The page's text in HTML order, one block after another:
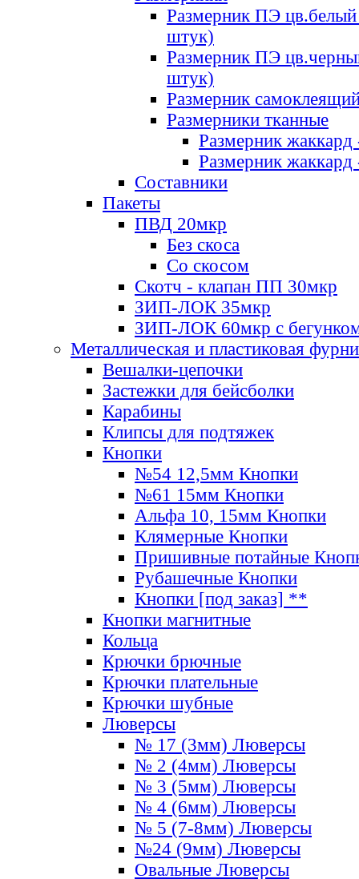
Размерник ПЭ цв.белый
штук)
Размерник ПЭ
штук)
Размерник
Размерники тканные
Размерник
Размерник
Составники
Пакеты
ПВД 20мкр
Без скоса
Со скосом
Скотч - клапан ПП 30мкр
ЗИП-ЛОК 35мкр
ЗИП-ЛОК 60мкр с
Металлическая и пластиковая
Вешалки-цепочки
Застежки для бейсболки
Карабины
Клипсы для подтяжек
Кнопки
№54 12,5мм Кнопки
№61 15мм Кнопки
Альфа 10, 15мм Кнопки
Клямерные Кнопки
Пришивные потайные
Рубашечные Кнопки
Кнопки [под заказ] **
Кнопки магнитные
Кольца
Крючки брючные
Крючки плательные
Крючки шубные
Люверсы
№ 17 (3мм) Люверсы
№ 2 (4мм) Люверсы
№ 3 (5мм) Люверсы
№ 4 (6мм) Люверсы
№ 5 (7-8мм) Люверсы
№24 (9мм) Люверсы
Овальные Люверсы